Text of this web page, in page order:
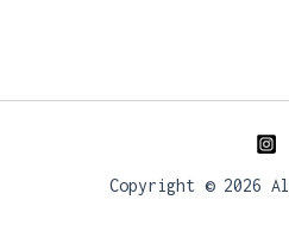
Copyright © 2026